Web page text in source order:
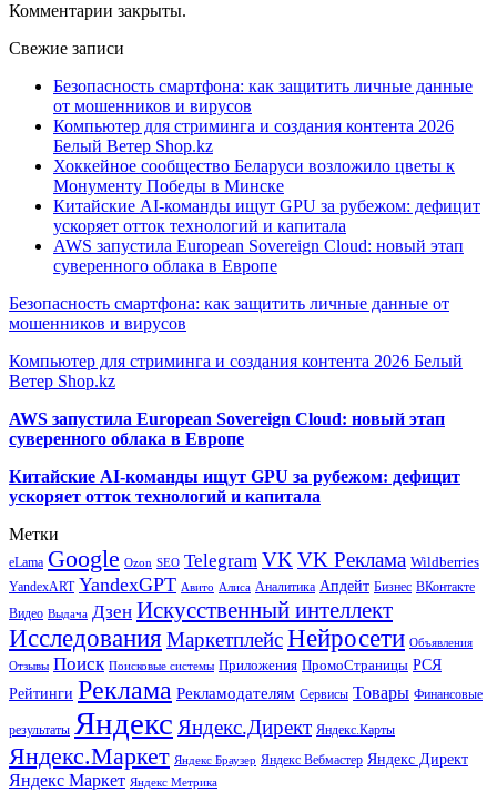
Комментарии закрыты.
Свежие записи
Безопасность смартфона: как защитить личные данные
от мошенников и вирусов
Компьютер для стриминга и создания контента 2026
Белый Ветер Shop.kz
Хоккейное сообщество Беларуси возложило цветы к
Монументу Победы в Минске
Китайские AI-команды ищут GPU за рубежом: дефицит
ускоряет отток технологий и капитала
AWS запустила European Sovereign Cloud: новый этап
суверенного облака в Европе
Безопасность смартфона: как защитить личные данные от
мошенников и вирусов
Компьютер для стриминга и создания контента 2026 Белый
Ветер Shop.kz
AWS запустила European Sovereign Cloud: новый этап
суверенного облака в Европе
Китайские AI-команды ищут GPU за рубежом: дефицит
ускоряет отток технологий и капитала
Метки
eLama Google Ozon SEO Telegram VK VK Реклама Wildberries
YandexART YandexGPT Авито Алиса Аналитика Апдейт Бизнес ВКонтакте
Видео Выдача Дзен Искусственный интеллект
Исследования МаркетплейсНейросети Объявления
Отзывы Поиск Поисковые системы Приложения ПромоСтраницы РСЯ
Рейтинги Реклама Рекламодателям Сервисы Товары Финансовые
результаты Яндекс Яндекс.Директ Яндекс.Карты
Яндекс.Маркет Яндекс Браузер Яндекс Вебмастер Яндекс Директ
Яндекс Маркет Яндекс Метрика